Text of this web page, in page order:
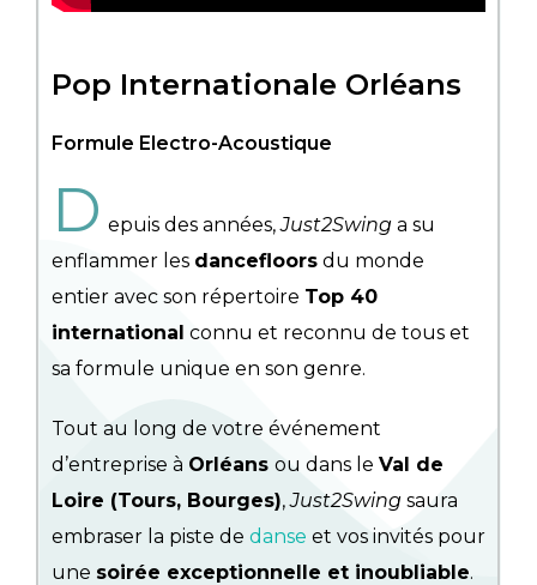
Pop Internationale Orléans
Formule Electro-Acoustique
D epuis des années,Just2Swing a su
enflammer les dancefloors du monde
entier avec son répertoire Top 40
international connu et reconnu de tous et
sa formule unique en son genre.
Tout au long de votre événement
d’entreprise à Orléans ou dans le Val de
Loire (Tours, Bourges),Just2Swing saura
embraser la piste de danse et vos invités pour
une soirée exceptionnelle et inoubliable.